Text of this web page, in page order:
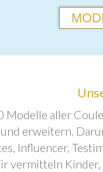
Modelle aller
erweitern.
Influencer,
vermitteln